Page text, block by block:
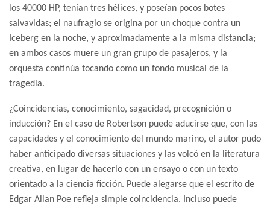
los 40000 HP, tenían tres hélices, y poseían pocos botes
salvavidas; el naufragio se origina por un choque contra un
Iceberg en la noche, y aproximadamente a la misma distancia;
en ambos casos muere un gran grupo de pasajeros, y la
orquesta continúa tocando como un fondo musical de la
tragedia.
¿Coincidencias, conocimiento, sagacidad, precognición o
inducción? En el caso de Robertson puede aducirse que, con las
capacidades y el conocimiento del mundo marino, el autor pudo
haber anticipado diversas situaciones y las volcó en la literatura
creativa, en lugar de hacerlo con un ensayo o con un texto
orientado a la ciencia ficción. Puede alegarse que el escrito de
Edgar Allan Poe refleja simple coincidencia. Incluso puede